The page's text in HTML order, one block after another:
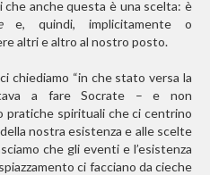
che anche questa è una scelta: è
e, quindi, implicitamente o
altri e altro al nostro posto.
chiediamo “in che stato versa la
a fare Socrate – e non
pratiche spirituali che ci centrino
nostra esistenza e alle scelte
che gli eventi e l’esistenza
ci facciano da cieche